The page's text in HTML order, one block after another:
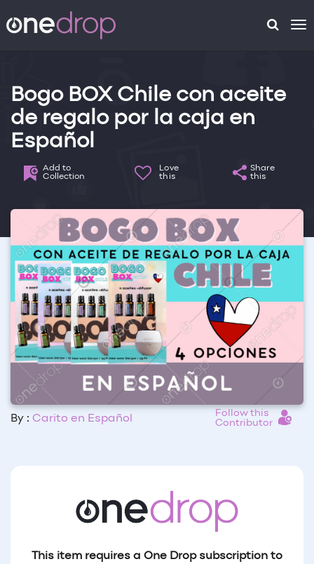
Bogo BOX Chile con aceite
de regalo por la caja en
Español
Add to
Collection
Love
this
Share
this
By : Carito en Español
Follow this
Contributor
This item requires a One Drop subscription to